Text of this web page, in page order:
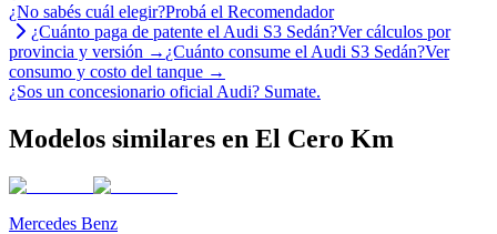
¿No sabés cuál elegir?Probá el Recomendador
¿Cuánto paga de patente el Audi S3 Sedán?Ver cálculos por
provincia y versión → ¿Cuánto consume el Audi S3 Sedán?Ver
consumo y costo del tanque →
¿Sos un concesionario oficial Audi? Sumate.
Modelos similares en El Cero Km
Mercedes Benz